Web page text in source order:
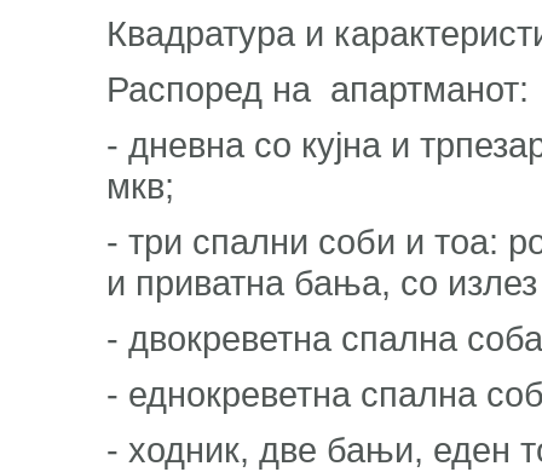
Квадратура и
Распоред на апартманот:
- дневна со кујна и
мкв;
- три спални соби и тоа:
и приватна бања, со
- двокреветна спална
- еднокреветна спална
- ходник, две бањи, еден